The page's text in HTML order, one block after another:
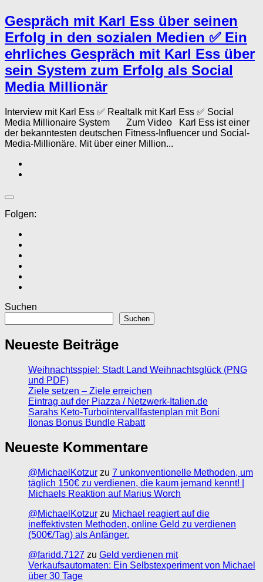
Gespräch mit Karl Ess über seinen
Erfolg in den sozialen Medien ✅ Ein
ehrliches Gespräch mit Karl Ess über
sein System zum Erfolg als Social
Media Millionär
Interview mit Karl Ess ✅ Realtalk mit Karl Ess ✅ Social
Media Millionaire System Zum Video Karl Ess ist einer
der bekanntesten deutschen Fitness-Influencer und Social-
Media-Millionäre. Mit über einer Million...
Folgen:
Suchen
Suchen
Neueste Beiträge
Weihnachtsspiel: Stadt Land Weihnachtsglück (PNG
und PDF)
Ziele setzen – Ziele erreichen
Eintrag auf der Piazza / Netzwerk-Italien.de
Sarahs Keto-Turbointervallfastenplan mit Boni
Ilonas Bonus Bundle Rabatt
Neueste Kommentare
@MichaelKotzur zu 7 unkonventionelle Methoden, um
täglich 150€ zu verdienen, die kaum jemand kennt! |
Michaels Reaktion auf Marius Worch
@MichaelKotzur zu Michael reagiert auf die
ineffektivsten Methoden, online Geld zu verdienen
(500€/Tag) als Anfänger.
@faridd.7127 zu Geld verdienen mit
Verkaufsautomaten: Ein Selbstexperiment von Michael
über 30 Tage